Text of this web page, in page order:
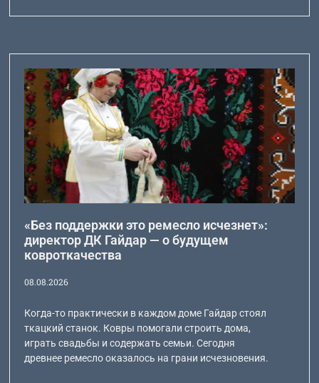
«Без поддержки это ремесло исчезнет»:
директор ДК Гайдар — о будущем
ковроткачества
08.08.2026
Когда-то практически в каждом доме Гайдар стоял
ткацкий станок. Ковры помогали строить дома,
играть свадьбы и содержать семьи. Сегодня
древнее ремесло оказалось на грани исчезновения.